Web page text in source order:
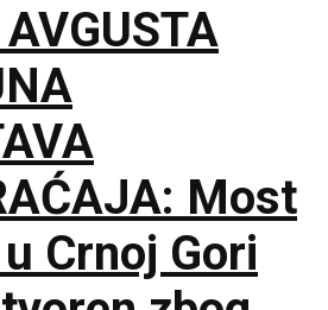
Most
Crnoj Gori